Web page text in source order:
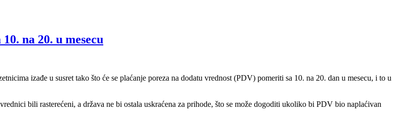
na 20. u mesecu
izađe u susret tako što će se plaćanje poreza na dodatu vrednost (PDV) pomeriti sa 10. na 20. dan u mesecu, i to u
bili rasterećeni, a država ne bi ostala uskraćena za prihode, što se može dogoditi ukoliko bi PDV bio naplaćivan